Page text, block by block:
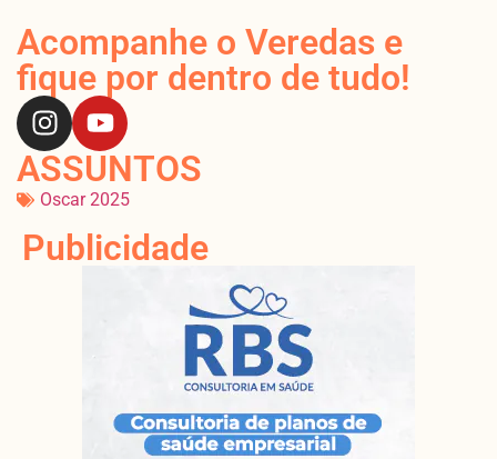
Acompanhe o Veredas e
fique por dentro de tudo!
ASSUNTOS
Oscar 2025
Publicidade